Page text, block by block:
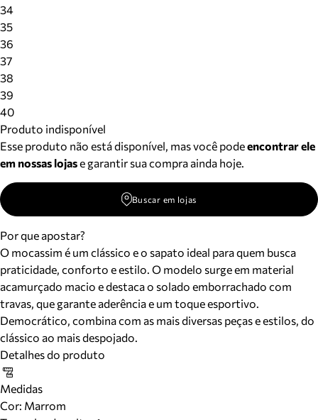
34
35
36
37
38
39
40
Produto indisponível
Esse produto não está disponível, mas você podeencontrar ele
em nossas lojase garantir sua compra ainda hoje.
Buscar em lojas
Por que apostar?
O mocassim é um clássico e o sapato ideal para quem busca
praticidade, conforto e estilo. O modelo surge em material
acamurçado macio e destaca o solado emborrachado com
travas, que garante aderência e um toque esportivo.
Democrático, combina com as mais diversas peças e estilos, do
clássico ao mais despojado.
Detalhes do produto
Medidas
Cor: Marrom